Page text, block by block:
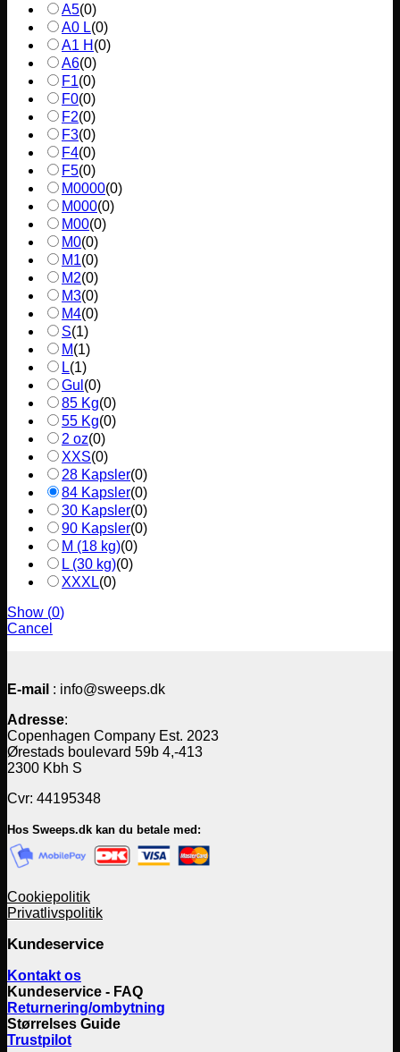
A5(0)
A0 L(0)
A1 H (0)
A6(0)
F1(0)
F0(0)
F2(0)
F3(0)
F4(0)
F5(0)
M0000(0)
M000(0)
M00(0)
M0(0)
M1(0)
M2(0)
M3(0)
M4(0)
S(1)
M(1)
L(1)
Gul (0)
85 Kg(0)
55 Kg(0)
2 oz(0)
XXS(0)
28 Kapsler(0)
84 Kapsler(0)
30 Kapsler(0)
90 Kapsler(0)
M (18 kg)(0)
L (30 kg)(0)
XXXL(0)
Show (0)
Cancel
E-mail : info@sweeps.dk
Adresse:
Copenhagen Company Est. 2023
Ørestads boulevard 59b 4,-413
2300 Kbh S
Cvr: 44195348
Hos Sweeps.dk kan du betale med:
Cookiepolitik
Privatlivspolitik
Kundeservice
Kontakt os
Kundeservice - FAQ
Returnering/ombytning
Størrelses Guide
Trustpilot